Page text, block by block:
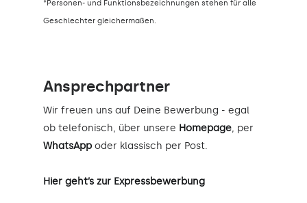
*Personen- und Funktionsbezeichnungen stehen für alle
Geschlechter gleichermaßen.
Ansprechpartner
Wir freuen uns auf Deine Bewerbung - egal
ob telefonisch, über unsere Homepage, per
WhatsApp oder klassisch per Post.
Hier geht’s zur Expressbewerbung